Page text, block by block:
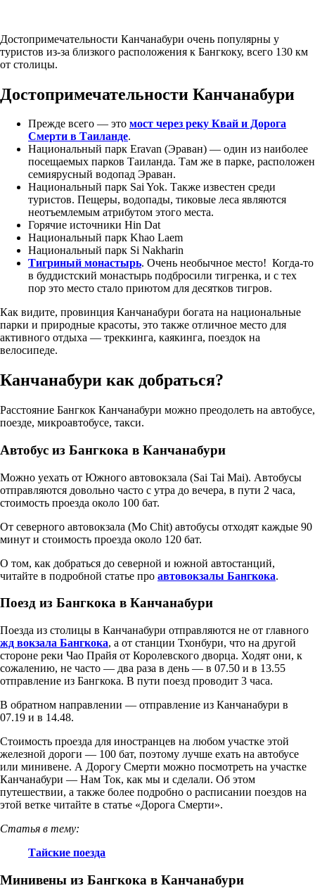
Достопримечательности Канчанабури очень популярны у
туристов из-за близкого расположения к Бангкоку, всего 130 км
от столицы.
Достопримечательности Канчанабури
Прежде всего — это мост через реку Квай и Дорога
Смерти в Таиланде.
Национальный парк Eravan (Эраван) — один из наиболее
посещаемых парков Таиланда. Там же в парке, расположен
семиярусный водопад Эраван.
Национальный парк Sai Yok. Также известен среди
туристов. Пещеры, водопады, тиковые леса являются
неотъемлемым атрибутом этого места.
Горячие источники Hin Dat
Национальный парк Khao Laem
Национальный парк Si Nakharin
Тигриный монастырь. Очень необычное место! Когда-то
в буддистский монастырь подбросили тигренка, и с тех
пор это место стало приютом для десятков тигров.
Как видите, провинция Канчанабури богата на национальные
парки и природные красоты, это также отличное место для
активного отдыха — треккинга, каякинга, поездок на
велосипеде.
Канчанабури как добраться?
Расстояние Бангкок Канчанабури можно преодолеть на автобусе,
поезде, микроавтобусе, такси.
Автобус из Бангкока в Канчанабури
Можно уехать от Южного автовокзала (Sai Tai Mai). Автобусы
отправляются довольно часто с утра до вечера, в пути 2 часа,
стоимость проезда около 100 бат.
От северного автовокзала (Mo Chit) автобусы отходят каждые 90
минут и стоимость проезда около 120 бат.
О том, как добраться до северной и южной автостанций,
читайте в подробной статье про автовокзалы Бангкока.
Поезд из Бангкока в Канчанабури
Поезда из столицы в Канчанабури отправляются не от главного
жд вокзала Бангкока, а от станции Тхонбури, что на другой
стороне реки Чао Прайя от Королевского дворца. Ходят они, к
сожалению, не часто — два раза в день — в 07.50 и в 13.55
отправление из Бангкока. В пути поезд проводит 3 часа.
В обратном направлении — отправление из Канчанабури в
07.19 и в 14.48.
Стоимость проезда для иностранцев на любом участке этой
железной дороги — 100 бат, поэтому лучше ехать на автобусе
или минивене. А Дорогу Смерти можно посмотреть на участке
Канчанабури — Нам Ток, как мы и сделали. Об этом
путешествии, а также более подробно о расписании поездов на
этой ветке читайте в статье «Дорога Смерти».
Статья в тему:
Тайские поезда
Минивены из Бангкока в Канчанабури